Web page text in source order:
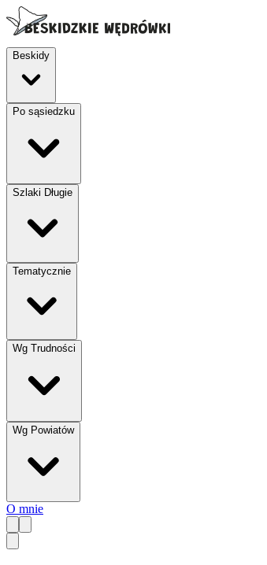
Beskidy
Po sąsiedzku
Szlaki Długie
Tematycznie
Wg Trudności
Wg Powiatów
O mnie